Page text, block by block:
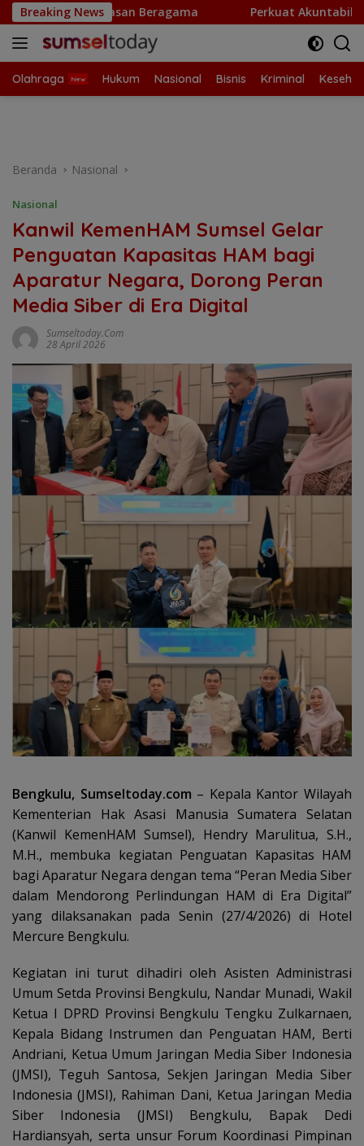
Langsung
ke
konten
Breaking News
Beragama Perkuat Akuntabilitas, Kakanwil
Olahraga Hukum Nasional Bisnis Kriminal
Beranda Nasional
Nasional
Kanwil KemenHAM Sumsel Gelar
Penguatan Kapasitas HAM bagi
Aparatur Negara, Dorong Peran
Media Siber di Era Digital
Sumseltoday.com
28 April 2026
Bengkulu, Sumseltoday.com – Kepala Kantor Wilayah
Kementerian Hak Asasi Manusia Sumatera Selatan
(Kanwil KemenHAM Sumsel), Hendry Marulitua, S.H.,
M.H., membuka kegiatan Penguatan Kapasitas HAM
bagi Aparatur Negara dengan tema “Peran Media Siber
dalam Mendorong Perlindungan HAM di Era Digital”
yang dilaksanakan pada Senin (27/4/2026) di Hotel
Mercure Bengkulu.
Kegiatan ini turut dihadiri oleh Asisten Administrasi
Umum Setda Provinsi Bengkulu, Nandar Munadi, Wakil
Ketua I DPRD Provinsi Bengkulu Tengku Zulkarnaen,
Kepala Bidang Instrumen dan Penguatan HAM, Berti
Andriani, Ketua Umum Jaringan Media Siber Indonesia
(JMSI), Teguh Santosa, Sekjen Jaringan Media Siber
Indonesia (JMSI), Rahiman Dani, Ketua Jaringan Media
Siber Indonesia (JMSI) Bengkulu, Bapak Dedi
Hardiansyah, serta unsur Forum Koordinasi Pimpinan